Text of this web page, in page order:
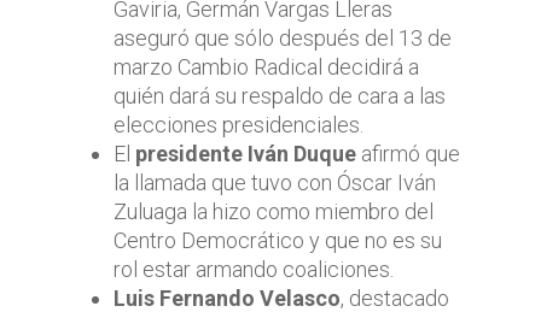
Gaviria, Germán Vargas Lleras
aseguró que sólo después del 13 de
marzo Cambio Radical decidirá a
quién dará su respaldo de cara a las
elecciones presidenciales.
El presidente Iván Duque afirmó que
la llamada que tuvo con Óscar Iván
Zuluaga la hizo como miembro del
Centro Democrático y que no es su
rol estar armando coaliciones.
Luis Fernando Velasco, destacado